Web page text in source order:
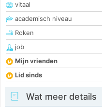
vitaal
academisch niveau
Roken
job
Mijn vrienden
Lid sinds
Wat meer details